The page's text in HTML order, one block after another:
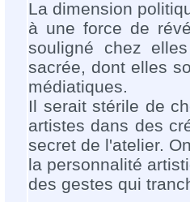
La dimension
à une force de
souligné chez
sacrée, dont elles
médiatiques.
Il serait stérile de
artistes dans des
secret de l'atelier.
la personnalité
des gestes qui